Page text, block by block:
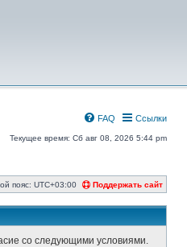
Ссылки
FAQ
Текущее время: Сб авг 08, 2026 5:44 pm
Поддержать сайт
пояс: UTC+03:00
со следующими условиями.